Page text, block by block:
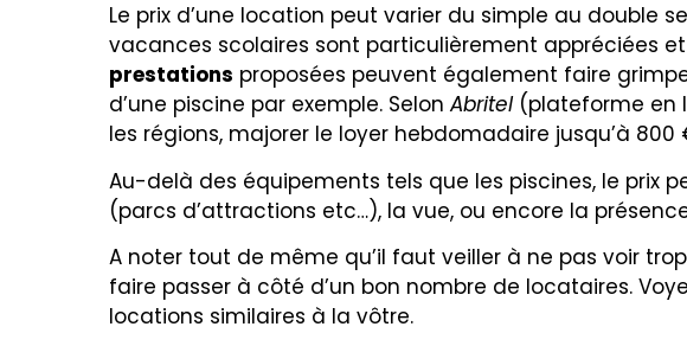
Le prix d’une location peut varier du simple au double
vacances scolaires sont particulièrement appréciées
prestations proposées peuvent également faire
d’une piscine par exemple. SelonAbritel(plateforme en
les régions, majorer le loyer hebdomadaire jusqu’à 800
Au-delà des équipements tels que les piscines, le prix
(parcs d’attractions etc…), la vue, ou encore la
A noter tout de même qu’il faut veiller à ne pas voir
faire passer à côté d’un bon nombre de locataires.
locations similaires à la vôtre.